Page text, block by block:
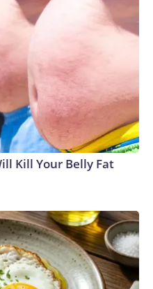
Kill Your Belly Fat